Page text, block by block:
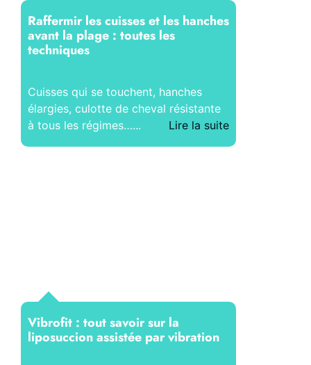
Raffermir les cuisses et les hanches
avant la plage : toutes les
techniques
Cuisses qui se touchent, hanches
élargies, culotte de cheval résistante
à tous les régimes…...
Lire la suite
Vibrofit : tout savoir sur la
liposuccion assistée par vibration